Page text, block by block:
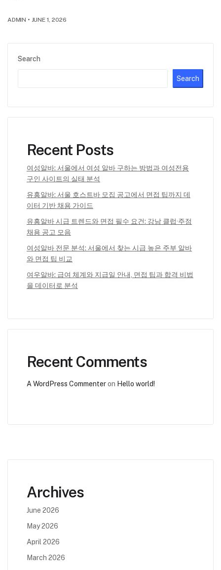
Search
Search
Recent Posts
여성알바: 서울에서 여성 알바 구하는 방법과 여성전용
구인 사이트의 실태 분석
유흥알바: 서울 호스트바 모집 공고에서 면접 팁까지 데
이터 기반 채용 가이드
유흥알바 시급 트렌드와 면접 필수 요건: 강남 클럽·주점
채용 공고 모음
여성알바 전문 분석: 서울에서 찾는 시급 높은 주부 알바
와 면접 팁 비교
여우알바: 급여 체계와 지급일 안내, 면접 팁과 합격 비법
을 데이터로 분석
Recent Comments
A WordPress Commenteron Hello world!
ADMIN • JUNE 1, 2026
Archives
June 2026
May 2026
April 2026
March 2026